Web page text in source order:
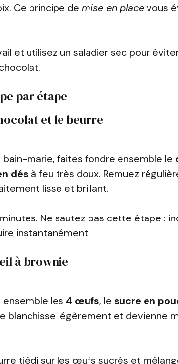
Ce principe de mise en placevous
et utilisez un saladier sec pour
par étape
et le beurre
marie, faites fondre ensemble le
dés à feu très doux. Remuez
lisse et brillant.
Ne sautez pas cette étape :
instantanément.
à brownie
ensemble les 4 œufs, le sucre en
blanchisse légèrement et devienne
tiédi sur les œufs sucrés et